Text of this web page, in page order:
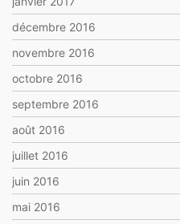
décembre 2016
novembre 2016
octobre 2016
septembre 2016
août 2016
juillet 2016
juin 2016
mai 2016